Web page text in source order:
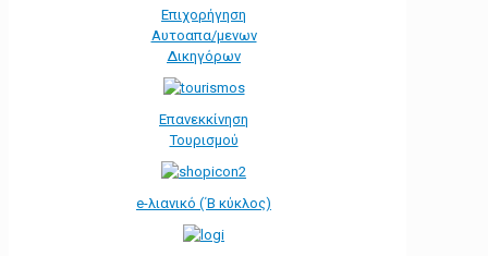
Επιχορήγηση
Αυτοαπα/μενων
Δικηγόρων
Επανεκκίνηση
Τουρισμού
e-λιανικό (΄Β κύκλος)